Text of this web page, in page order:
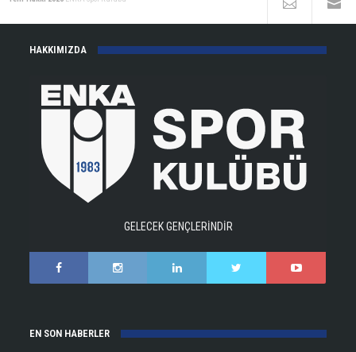
HAKKIMIZDA
GELECEK GENÇLERİNDİR
EN SON HABERLER